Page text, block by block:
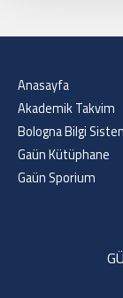
Anasayfa
Akademik Takvim
Bologna Bilgi
Gaün Kütüphane
Gaün Sporium